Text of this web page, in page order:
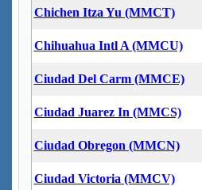
Chichen Itza Yu (MMCT)
Chihuahua Intl A (MMCU)
Ciudad Del Carm (MMCE)
Ciudad Juarez In (MMCS)
Ciudad Obregon (MMCN)
Ciudad Victoria (MMCV)